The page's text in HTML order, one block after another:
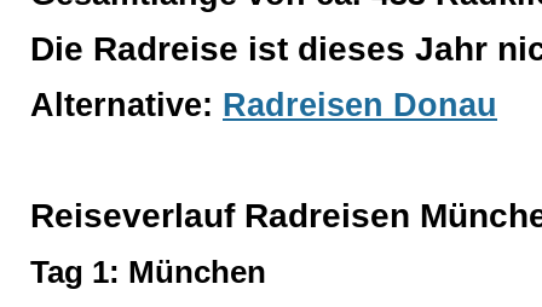
Die Radreise ist dieses Jahr
Alternative: Radreisen Donau
Reiseverlauf Radreisen
Tag 1: München